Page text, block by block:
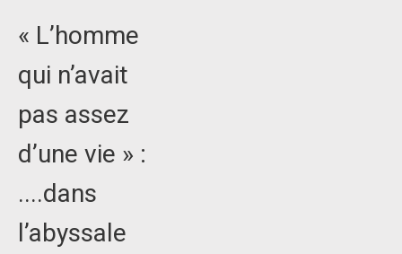
« L’homme
qui n’avait
pas assez
d’une vie » :
....dans
l’abyssale